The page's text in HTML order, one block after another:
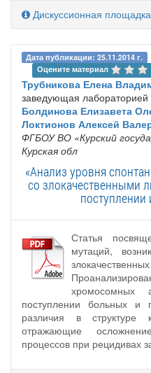
Дискуссионная площадка
Дата публикации: 25.11.2014 г.
Оцените материал
Трубникова Елена
заведующая лабораторией
Болдинова Елизавета
Локтионов Алексей
ФГБОУ ВО «Курский
Курская обл
«Анализ уровня
со злокачественными
поступлении
Статья
мутаций,
хромосомных
поступлении больных и
различия в структуре
отражающие
процессов при рецидивах